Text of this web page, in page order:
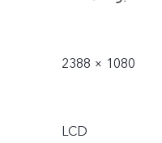
2388 × 1080
LCD